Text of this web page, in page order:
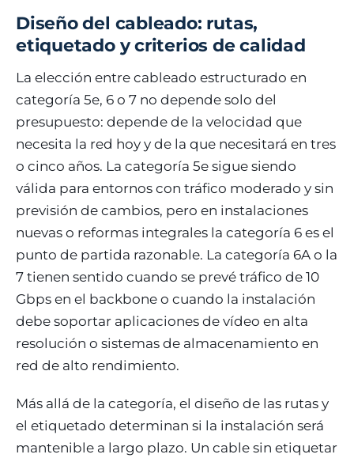
Diseño del cableado: rutas,
etiquetado y criterios de calidad
La elección entre cableado estructurado en
categoría 5e, 6 o 7 no depende solo del
presupuesto: depende de la velocidad que
necesita la red hoy y de la que necesitará en tres
o cinco años. La categoría 5e sigue siendo
válida para entornos con tráfico moderado y sin
previsión de cambios, pero en instalaciones
nuevas o reformas integrales la categoría 6 es el
punto de partida razonable. La categoría 6A o la
7 tienen sentido cuando se prevé tráfico de 10
Gbps en el backbone o cuando la instalación
debe soportar aplicaciones de vídeo en alta
resolución o sistemas de almacenamiento en
red de alto rendimiento.
Más allá de la categoría, el diseño de las rutas y
el etiquetado determinan si la instalación será
mantenible a largo plazo. Un cable sin etiquetar